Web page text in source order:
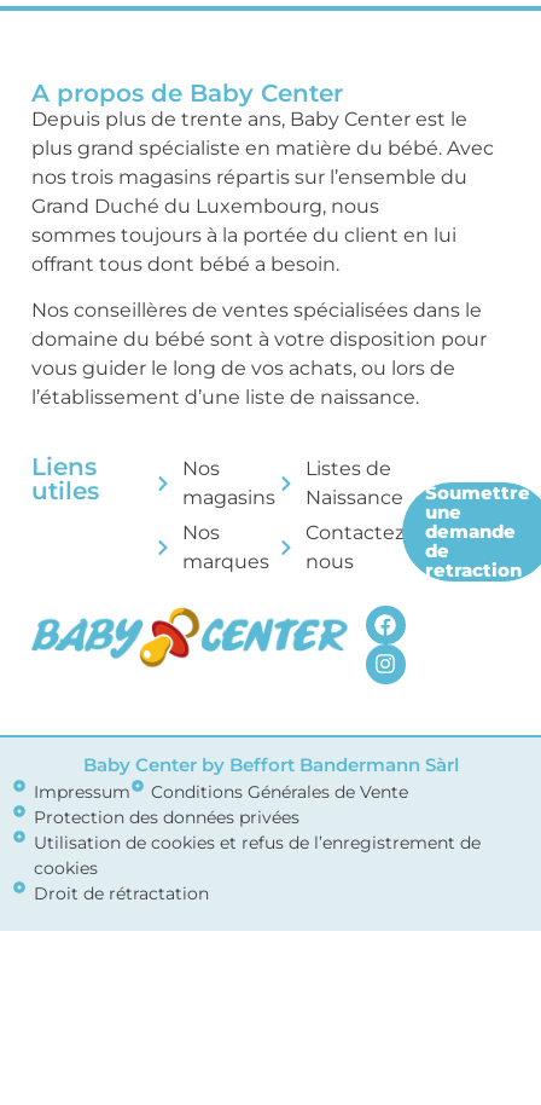
A propos de Baby Center
Depuis plus de trente ans, Baby Center est le
plus grand spécialiste en matière du bébé. Avec
nos trois magasins répartis sur l’ensemble du
Grand Duché du Luxembourg, nous
sommes toujours à la portée du client en lui
offrant tous dont bébé a besoin.
Nos conseillères de ventes spécialisées dans le
domaine du bébé sont à votre disposition pour
vous guider le long de vos achats, ou lors de
l’établissement d’une liste de naissance.
Liens
utiles
Nos
magasins
Nos
marques
Listes de
Naissance
Contactez-
nous
Soumettre
une
demande
de
retraction
Baby Center by Beffort Bandermann Sàrl
Impressum
Conditions Générales de Vente
Protection des données privées
Utilisation de cookies et refus de l’enregistrement de
cookies
Droit de rétractation